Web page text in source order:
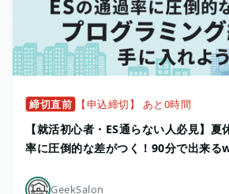
締切直前 【申込締切】 あと0時間
【就活初心者・ES通らない人必見】夏
率に圧倒的な差がつく！90分で出来る
GeekSalon